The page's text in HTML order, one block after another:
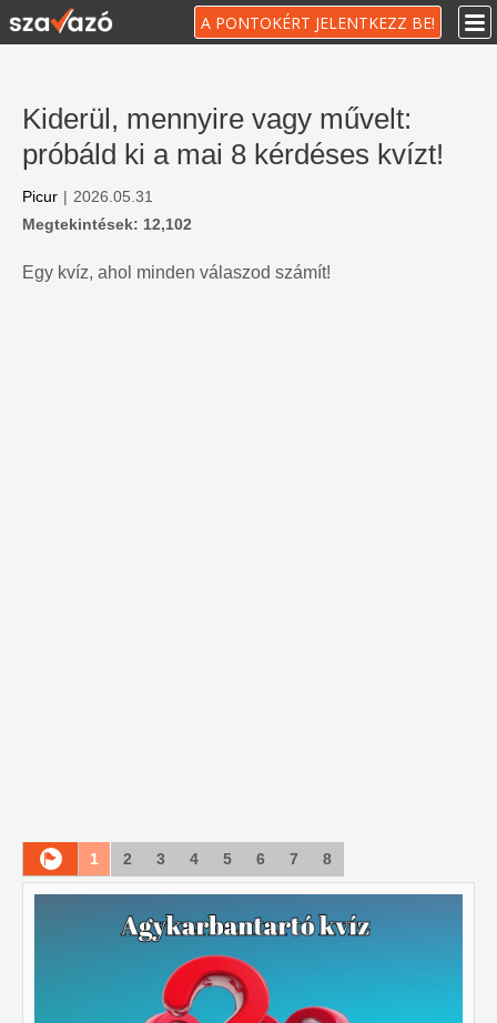
A PONTOKÉRT JELENTKEZZ BE!
Kiderül, mennyire vagy művelt:
próbáld ki a mai 8 kérdéses kvízt!
Picur | 2026.05.31
Megtekintések: 12,102
Egy kvíz, ahol minden válaszod számít!
1 2 3 4 5 6 7 8